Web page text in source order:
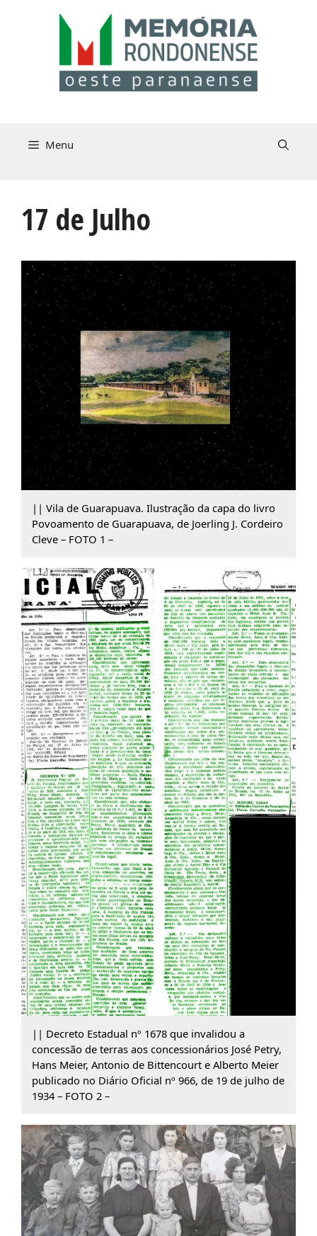
Menu
17 de Julho
|| Vila de Guarapuava. Ilustração da capa do livro
Povoamento de Guarapuava, de Joerling J. Cordeiro
Cleve – FOTO 1 –
|| Decreto Estadual nº 1678 que invalidou a
concessão de terras aos concessionários José Petry,
Hans Meier, Antonio de Bittencourt e Alberto Meier
publicado no Diário Oficial nº 966, de 19 de julho de
1934 – FOTO 2 –